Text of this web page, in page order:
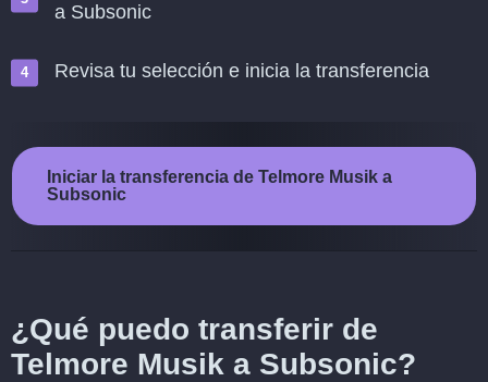
a Subsonic
Revisa tu selección e inicia la transferencia
Iniciar la transferencia de Telmore Musik a
Subsonic
¿Qué puedo transferir de
Telmore Musik a Subsonic?